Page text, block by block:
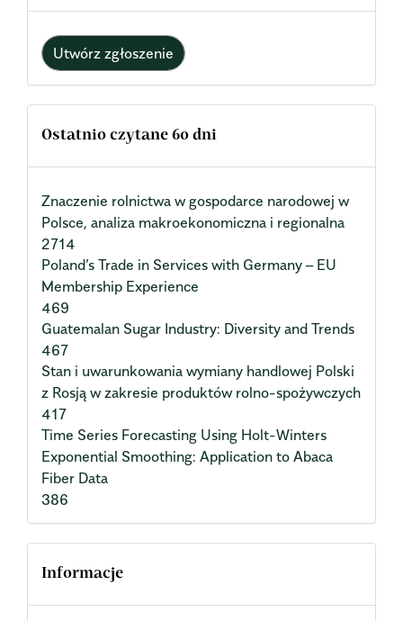
Utwórz zgłoszenie
Ostatnio czytane 60 dni
Znaczenie rolnictwa w gospodarce narodowej w
Polsce, analiza makroekonomiczna i regionalna
2714
Poland’s Trade in Services with Germany – EU
Membership Experience
469
Guatemalan Sugar Industry: Diversity and Trends
467
Stan i uwarunkowania wymiany handlowej Polski
z Rosją w zakresie produktów rolno-spożywczych
417
Time Series Forecasting Using Holt-Winters
Exponential Smoothing: Application to Abaca
Fiber Data
386
Informacje